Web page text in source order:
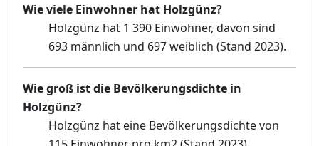
Wie viele Einwohner hat Holzgünz?
Holzgünz hat 1 390 Einwohner, davon sind
693 männlich und 697 weiblich (Stand 2023).
Wie groß ist die Bevölkerungsdichte in
Holzgünz?
Holzgünz hat eine Bevölkerungsdichte von